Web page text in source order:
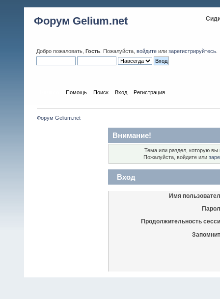
Форум Gelium.net
Добро пожаловать, Гость . Пожалуйста, войдите или зарегистрируйтесь
Помощь Поиск Вход Регистрация
Форум Gelium.net
Внимание!
Тема или раздел, которую вы
Пожалуйста, войдите или
Вход
Имя
Продолжительность